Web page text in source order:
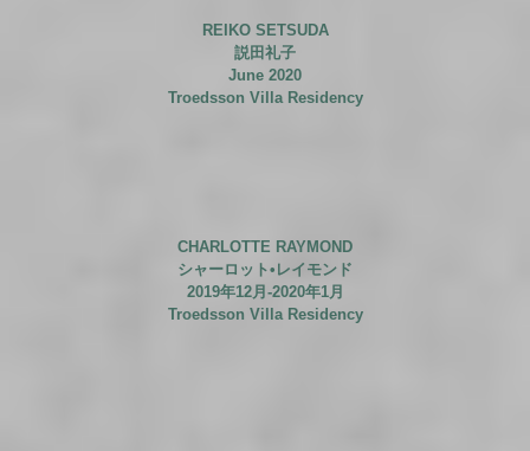
REIKO SETSUDA
説田礼子
June 2020
Troedsson Villa Residency
CHARLOTTE RAYMOND
シャーロット•レイモンド
2019年12月-2020年1月
Troedsson Villa Residency